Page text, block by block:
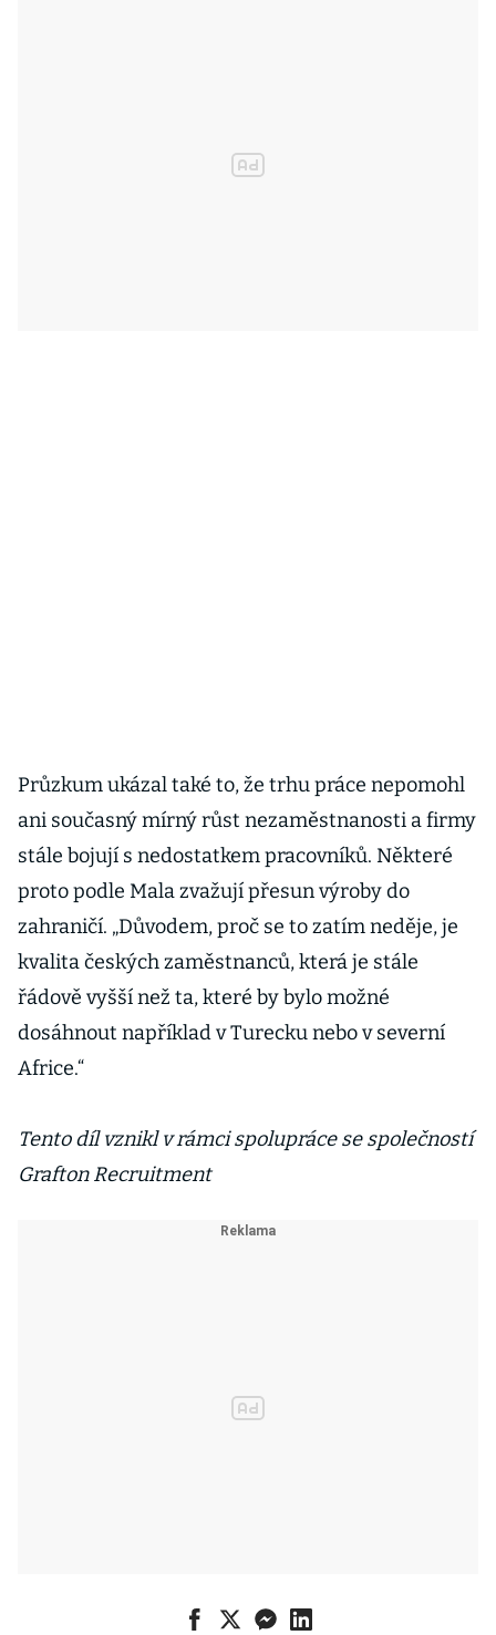
Průzkum ukázal také to, že trhu práce nepomohl
ani současný mírný růst nezaměstnanosti a firmy
stále bojují s nedostatkem pracovníků. Některé
proto podle Mala zvažují přesun výroby do
zahraničí. „Důvodem, proč se to zatím neděje, je
kvalita českých zaměstnanců, která je stále
řádově vyšší než ta, které by bylo možné
dosáhnout například v Turecku nebo v severní
Africe.“
Tento díl vznikl v rámci spolupráce se společností
Grafton Recruitment